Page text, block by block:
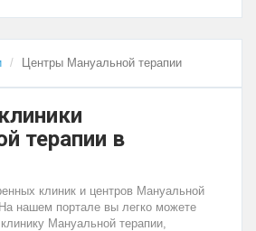
Центры Мануальной терапии
терапии в
клиник и центров Мануальной
нашем портале вы легко можете
Мануальной терапии,